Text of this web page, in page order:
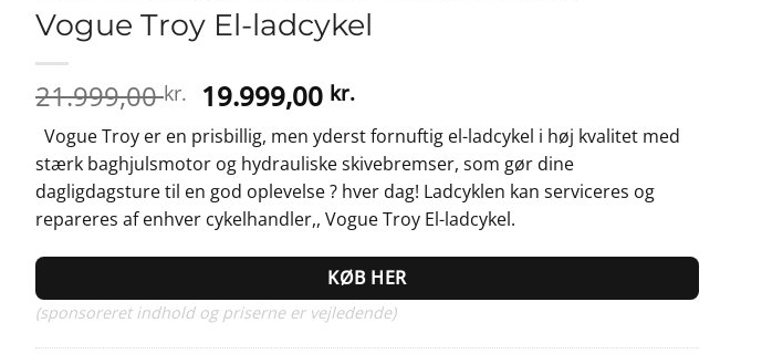
Vogue Troy El-ladcykel
21.999,00kr. Den
oprindelige
pris
var:
21.999,00 kr..
19.999,00 kr.Den
aktuelle
pris
er:
19.999,00 kr..
Vogue Troy er en prisbillig, men yderst fornuftig el-ladcykel i høj kvalitet med
stærk baghjulsmotor og hydrauliske skivebremser, som gør dine
dagligdagsture til en god oplevelse ? hver dag! Ladcyklen kan serviceres og
repareres af enhver cykelhandler,, Vogue Troy El-ladcykel.
KØB HER
(sponsoreret indhold og priserne er vejledende)